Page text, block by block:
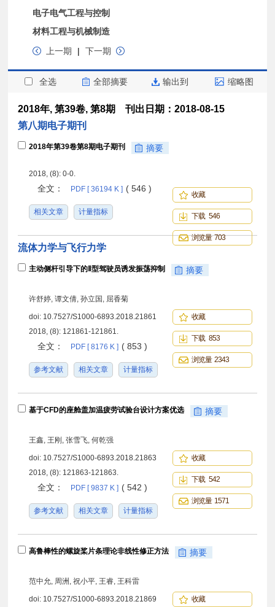
电子电气工程与控制
材料工程与机械制造
上一期
| 下一期
全选 全部摘要 输出到 缩略图
2018年, 第39卷, 第8期 刊出日期：2018-08-15
第八期电子期刊
2018年第39卷第8期电子期刊 摘要
2018, (8): 0-0.
全文： PDF [ 36194 K ] ( 546 )
相关文章 计量指标
收藏
下载 546
浏览量 703
流体力学与飞行力学
主动侧杆引导下的Ⅱ型驾驶员诱发振荡抑制 摘要
许舒婷, 谭文倩, 孙立国, 屈香菊
doi: 10.7527/S1000-6893.2018.21861
2018, (8): 121861-121861.
全文： PDF [ 8176 K ] ( 853 )
参考文献 相关文章 计量指标
收藏
下载 853
浏览量 2343
基于CFD的座舱盖加温疲劳试验台设计方案优选 摘要
王鑫, 王刚, 张雪飞, 何乾强
doi: 10.7527/S1000-6893.2018.21863
2018, (8): 121863-121863.
全文： PDF [ 9837 K ] ( 542 )
参考文献 相关文章 计量指标
收藏
下载 542
浏览量 1571
高鲁棒性的螺旋桨片条理论非线性修正方法 摘要
范中允, 周洲, 祝小平, 王睿, 王科雷
doi: 10.7527/S1000-6893.2018.21869
收藏